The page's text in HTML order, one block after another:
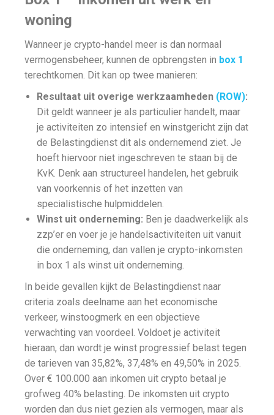
woning
Wanneer je crypto-handel meer is dan normaal
vermogensbeheer, kunnen de opbrengsten in box 1
terechtkomen. Dit kan op twee manieren:
Resultaat uit overige werkzaamheden (ROW):
Dit geldt wanneer je als particulier handelt, maar
je activiteiten zo intensief en winstgericht zijn dat
de Belastingdienst dit als ondernemend ziet. Je
hoeft hiervoor niet ingeschreven te staan bij de
KvK. Denk aan structureel handelen, het gebruik
van voorkennis of het inzetten van
specialistische hulpmiddelen.
Winst uit onderneming: Ben je daadwerkelijk als
zzp’er en voer je je handelsactiviteiten uit vanuit
die onderneming, dan vallen je crypto-inkomsten
in box 1 als winst uit onderneming.
In beide gevallen kijkt de Belastingdienst naar
criteria zoals deelname aan het economische
verkeer, winstoogmerk en een objectieve
verwachting van voordeel. Voldoet je activiteit
hieraan, dan wordt je winst progressief belast tegen
de tarieven van 35,82%, 37,48% en 49,50% in 2025.
Over € 100.000 aan inkomen uit crypto betaal je
grofweg 40% belasting. De inkomsten uit crypto
worden dan dus niet gezien als vermogen, maar als